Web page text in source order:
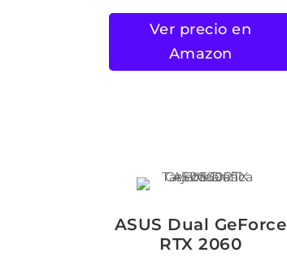
Ver precio en
Amazon
ASUS Dual GeForce
RTX 2060